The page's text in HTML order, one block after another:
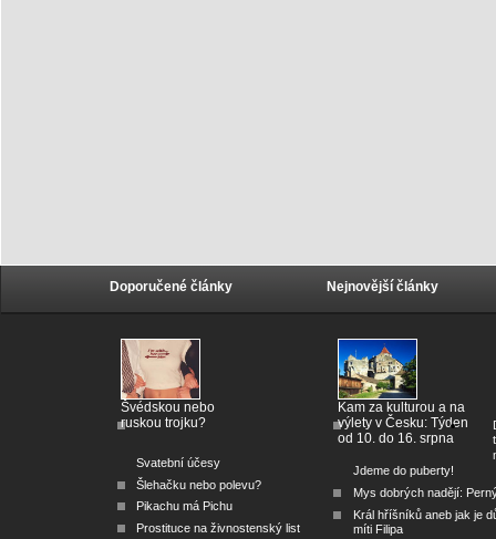
Doporučené články
Švédskou nebo
ruskou trojku?
Svatební účesy
Šlehačku nebo polevu?
Pikachu má Pichu
Prostituce na živnostenský list
Nejnovější články
Kam za kulturou a na
výlety v Česku: Týden
od 10. do 16. srpna
Jdeme do puberty!
Mys dobrých nadějí:
Král hříšníků aneb jak je
míti Filipa